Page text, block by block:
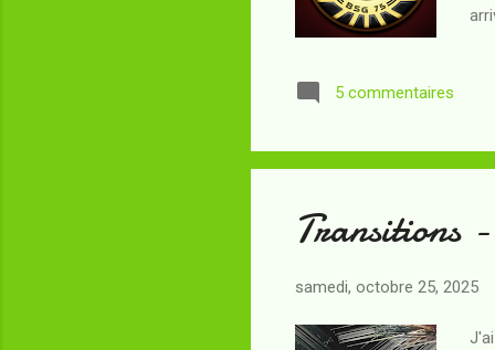
!
5 commentaires
Transitions
samedi, octobre 25, 2025